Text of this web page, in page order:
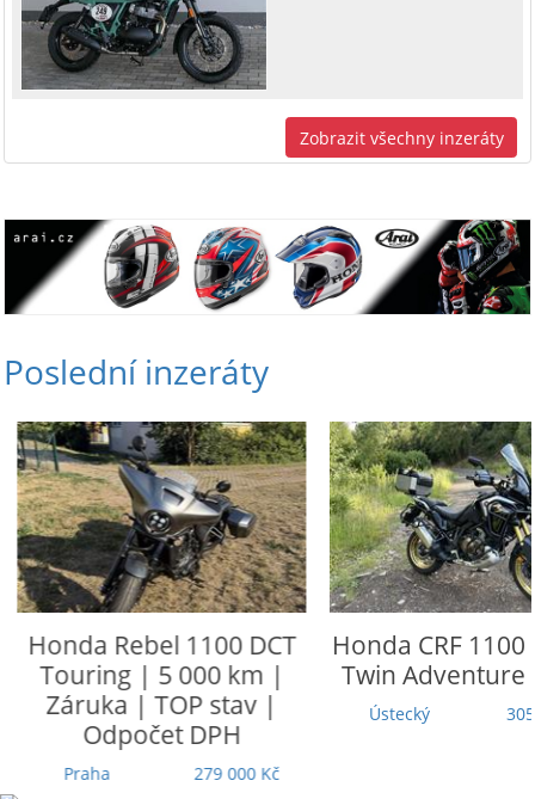
Zobrazit všechny inzeráty
Poslední inzeráty
HondaRebel 1100 DCT
Touring | 5 000 km |
Záruka | TOP stav |
Odpočet DPH
Praha 279 000 Kč
HondaCRF 1100
Twin Adventure
Ústecký